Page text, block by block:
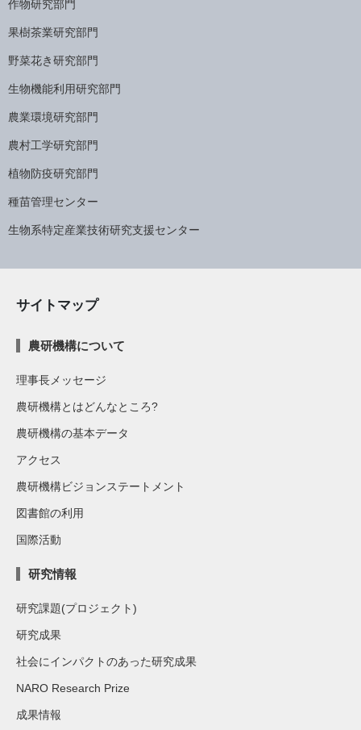
作物研究部門
果樹茶業研究部門
野菜花き研究部門
生物機能利用研究部門
農業環境研究部門
農村工学研究部門
植物防疫研究部門
種苗管理センター
生物系特定産業技術研究支援センター
サイトマップ
農研機構について
理事長メッセージ
農研機構とはどんなところ?
農研機構の基本データ
アクセス
農研機構ビジョンステートメント
図書館の利用
国際活動
研究情報
研究課題(プロジェクト)
研究成果
社会にインパクトのあった研究成果
NARO Research Prize
成果情報